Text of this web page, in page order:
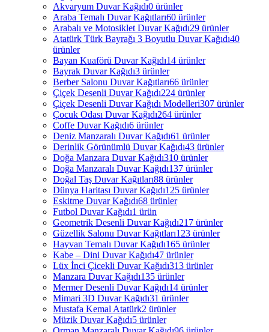
Akvaryum Duvar Kağıdı0 ürünler
Araba Temalı Duvar Kağıtları60 ürünler
Arabalı ve Motosiklet Duvar Kağıdı29 ürünler
Atatürk Türk Bayrağı 3 Boyutlu Duvar Kağıdı40
ürünler
Bayan Kuaförü Duvar Kağıdı14 ürünler
Bayrak Duvar Kağıdı3 ürünler
Berber Salonu Duvar Kağıtları66 ürünler
Çiçek Desenli Duvar Kağıdı224 ürünler
Çiçek Desenli Duvar Kağıdı Modelleri307 ürünler
Çocuk Odası Duvar Kağıdı264 ürünler
Coffe Duvar Kağıdı6 ürünler
Deniz Manzaralı Duvar Kağıdı61 ürünler
Derinlik Görünümlü Duvar Kağıdı43 ürünler
Doğa Manzara Duvar Kağıdı310 ürünler
Doğa Manzaralı Duvar Kağıdı137 ürünler
Doğal Taş Duvar Kağıtları88 ürünler
Dünya Haritası Duvar Kağıdı125 ürünler
Eskitme Duvar Kağıdı68 ürünler
Futbol Duvar Kağıdı1 ürün
Geometrik Desenli Duvar Kağıdı217 ürünler
Güzellik Salonu Duvar Kağıtları123 ürünler
Hayvan Temalı Duvar Kağıdı165 ürünler
Kabe – Dini Duvar Kağıdı47 ürünler
Lüx İnci Çicekli Duvar Kağıdı313 ürünler
Manzara Duvar Kağıdı135 ürünler
Mermer Desenli Duvar Kağıdı14 ürünler
Mimari 3D Duvar Kağıdı31 ürünler
Mustafa Kemal Atatürk2 ürünler
Müzik Duvar Kağıdı5 ürünler